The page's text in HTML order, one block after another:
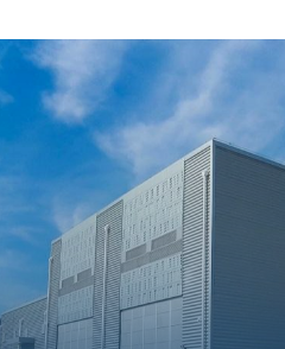
将线下的设备硬件通过数字化收
呈现和管理。
Power equipment asset